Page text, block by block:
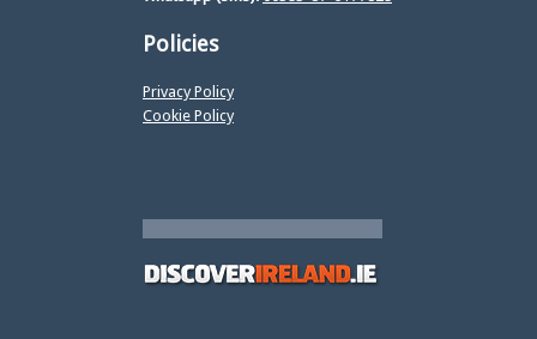
Policies
Privacy Policy
Cookie Policy